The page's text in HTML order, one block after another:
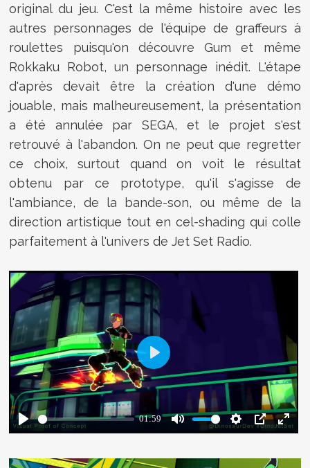
original du jeu. C'est la même histoire avec les
autres personnages de l'équipe de graffeurs à
roulettes puisqu'on découvre Gum et même
Rokkaku Robot, un personnage inédit. L'étape
d'après devait être la création d'une démo
jouable, mais malheureusement, la présentation
a été annulée par SEGA, et le projet s'est
retrouvé à l'abandon. On ne peut que regretter
ce choix, surtout quand on voit le résultat
obtenu par ce prototype, qu'il s'agisse de
l'ambiance, de la bande-son, ou même de la
direction artistique tout en cel-shading qui colle
parfaitement à l'univers de Jet Set Radio.